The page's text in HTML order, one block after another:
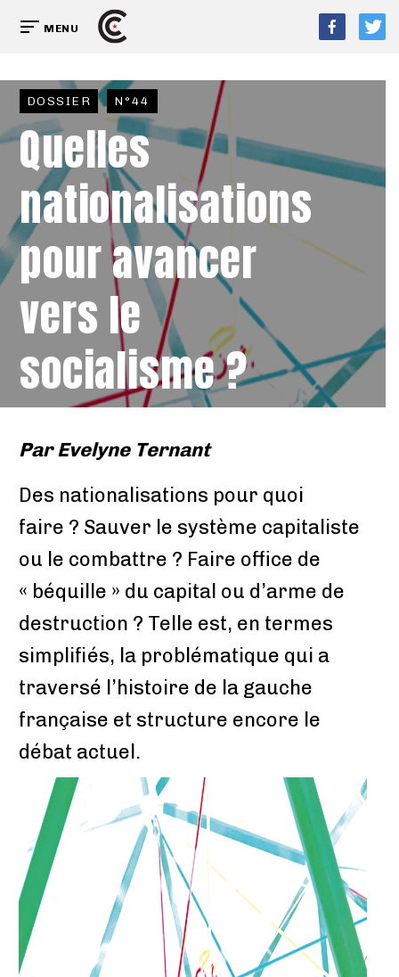
MENU
DOSSIER N°44
Quelles
nationalisations
pour avancer
vers le
socialisme ?
ParEvelyne Ternant
Des nationalisations pour quoi
faire ? Sauver le système capitaliste
ou le combattre ? Faire office de
« béquille » du capital ou d’arme de
destruction ? Telle est, en termes
simplifiés, la problématique qui a
traversé l’histoire de la gauche
française et structure encore le
débat actuel.